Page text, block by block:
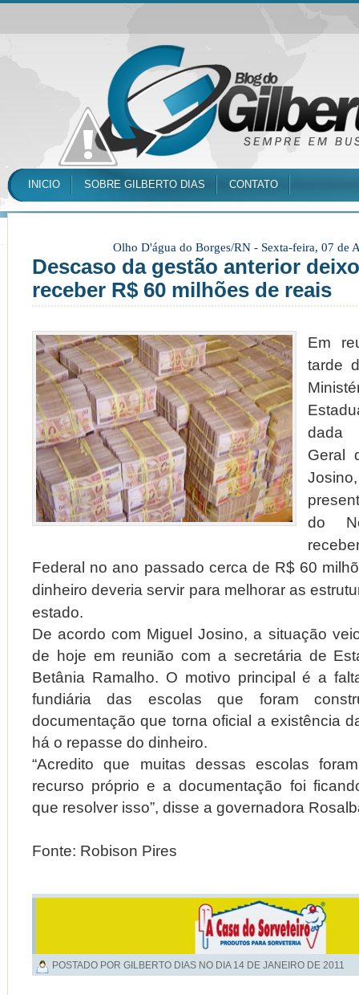
INICIO SOBRE GILBERTO DIAS CONTATO
Olho D'água do Borges/RN - Sexta-feira, 07 de
Descaso da gestão anterior
receber R$ 60 milhões de reais
Em
tarde
dada
Geral
do
Federal no ano passado cerca de R$ 60
dinheiro deveria servir para melhorar as
estado.
De acordo com Miguel Josino, a situação
de hoje em reunião com a secretária de
Betânia Ramalho. O motivo principal é a
fundiária das escolas que foram
documentação que torna oficial a existência
há o repasse do dinheiro.
“Acredito que muitas dessas escolas
recurso próprio e a documentação foi
que resolver isso”, disse a governadora
Fonte: Robison Pires
POSTADO POR GILBERTO DIAS NO DIA 14 DE JANEIRO DE 2011